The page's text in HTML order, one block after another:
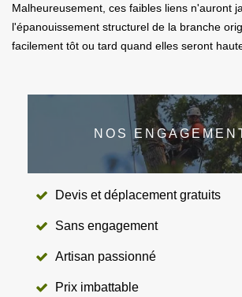
Malheureusement, ces faibles liens n'auront
l'épanouissement structurel de la branche
facilement tôt ou tard quand elles seront
NOS
Devis et déplacement gratuits
Sans engagement
Artisan passionné
Prix imbattable